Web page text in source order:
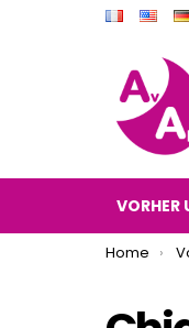
VORHER
You are
Home